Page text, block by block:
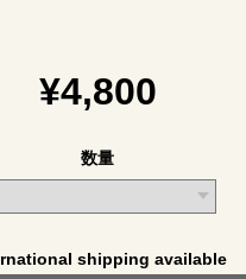
¥4,800
数量
shipping available